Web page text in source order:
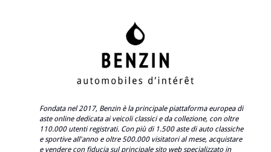
Fondata nel 2017, Benzin è la principale piattaforma europea di
aste online dedicata ai veicoli classici e da collezione, con oltre
110.000 utenti registrati. Con più di 1.500 aste di auto classiche
e sportive all'anno e oltre 500.000 visitatori al mese, acquistare
e vendere con fiducia sul principale sito web specializzato in